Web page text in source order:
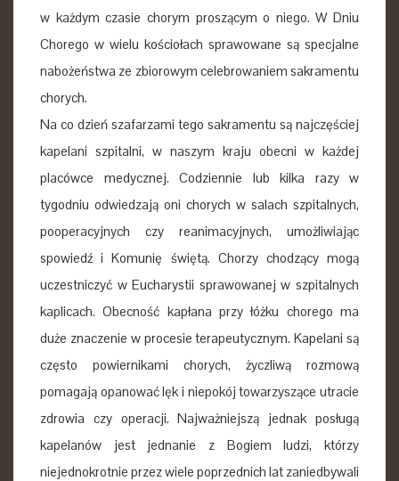
w każdym czasie chorym proszącym o niego. W Dniu
Chorego w wielu kościołach sprawowane są specjalne
nabożeństwa ze zbiorowym celebrowaniem sakramentu
chorych.
Na co dzień szafarzami tego sakramentu są najczęściej
kapelani szpitalni, w naszym kraju obecni w każdej
placówce medycznej. Codziennie lub kilka razy w
tygodniu odwiedzają oni chorych w salach szpitalnych,
pooperacyjnych czy reanimacyjnych, umożliwiając
spowiedź i Komunię świętą. Chorzy chodzący mogą
uczestniczyć w Eucharystii sprawowanej w szpitalnych
kaplicach. Obecność kapłana przy łóżku chorego ma
duże znaczenie w procesie terapeutycznym. Kapelani są
często powiernikami chorych, życzliwą rozmową
pomagają opanować lęk i niepokój towarzyszące utracie
zdrowia czy operacji. Najważniejszą jednak posługą
kapelanów jest jednanie z Bogiem ludzi, którzy
niejednokrotnie przez wiele poprzednich lat zaniedbywali